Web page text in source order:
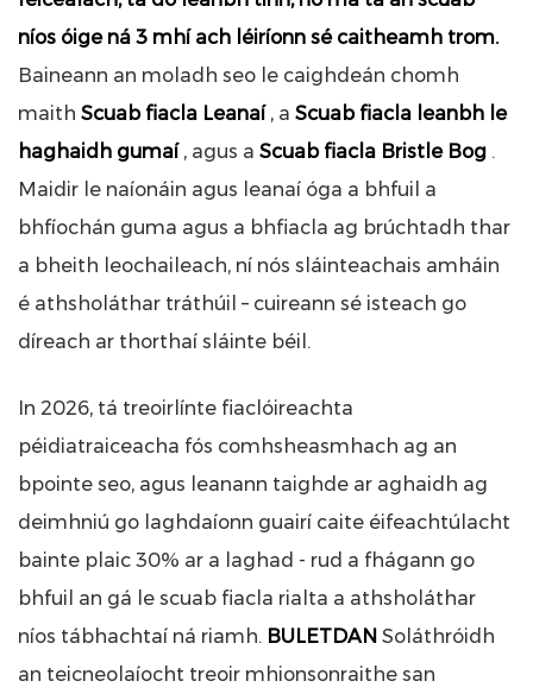
níos óige ná 3 mhí ach léiríonn sé caitheamh trom.
Baineann an moladh seo le caighdeán chomh
maith Scuab fiacla Leanaí , a Scuab fiacla leanbh le
haghaidh gumaí , agus a Scuab fiacla Bristle Bog .
Maidir le naíonáin agus leanaí óga a bhfuil a
bhfíochán guma agus a bhfiacla ag brúchtadh thar
a bheith leochaileach, ní nós sláinteachais amháin
é athsholáthar tráthúil – cuireann sé isteach go
díreach ar thorthaí sláinte béil.
In 2026, tá treoirlínte fiaclóireachta
péidiatraiceacha fós comhsheasmhach ag an
bpointe seo, agus leanann taighde ar aghaidh ag
deimhniú go laghdaíonn guairí caite éifeachtúlacht
bainte plaic 30% ar a laghad - rud a fhágann go
bhfuil an gá le scuab fiacla rialta a athsholáthar
níos tábhachtaí ná riamh. BULETDAN Soláthróidh
an teicneolaíocht treoir mhionsonraithe san